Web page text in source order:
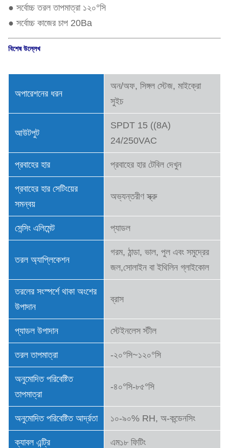
● সর্বোচ্চ তরল তাপমাত্রা ১২০°সি
● সর্বোচ্চ কাজের চাপ 20Ba
বিশেষ উল্লেখ
অপারেশনের ধরন
অন/অফ, সিঙ্গল স্টেজ, মাইক্রো
সুইচ
আউটপুট
SPDT 15 ((8A)
24/250VAC
প্রবাহের হার প্রবাহের হার টেবিল দেখুন
প্রবাহের হার সেটিংয়ের
সমন্বয়
অভ্যন্তরীণ স্ক্রু
সেন্সিং এলিমেন্ট প্যাডল
তরল অ্যাপ্লিকেশন
গরম, ঠান্ডা, ভাল, পুল এবং সমুদ্রের
জল,সোলাইন বা ইথিলিন গ্লাইকোল
তরলের সংস্পর্শে থাকা অংশের
উপাদান
ব্রাস
প্যাডল উপাদান স্টেইনলেস স্টীল
তরল তাপমাত্রা -২০°সি~১২০°সি
অনুমোদিত পরিবেষ্টিত
তাপমাত্রা
-৪০°সি-৮৫°সি
অনুমোদিত পরিবেষ্টিত আর্দ্রতা ১০-৯০% RH, অ-কন্ডেনসিং
ক্যাবল এন্ট্রি এম১৮ ফিটিং